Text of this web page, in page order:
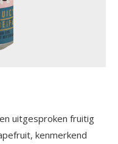
uitgesproken fruitig
kenmerkend